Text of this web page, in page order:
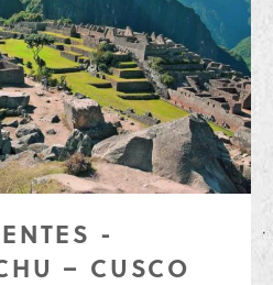
-
– CUSCO